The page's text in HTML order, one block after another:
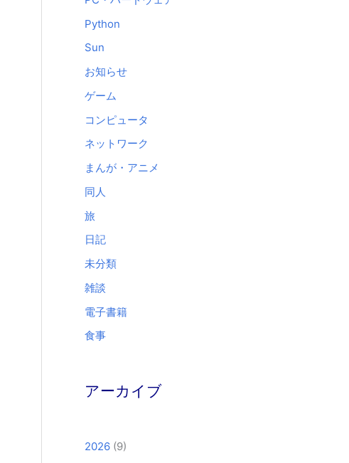
Python
Sun
お知らせ
ゲーム
コンピュータ
ネットワーク
まんが・アニメ
同人
旅
日記
未分類
雑談
電子書籍
食事
アーカイブ
2026 (9)